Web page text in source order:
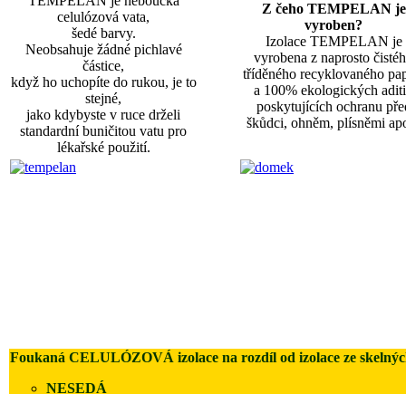
celulózová vata,
šedé barvy.
Neobsahuje žádné pichlavé
částice,
když ho uchopíte do rukou, je to
stejné,
jako kdybyste v ruce drželi
standardní buničitou vatu pro
lékařské použití.
Z čeho TEMPELAN je
vyroben?
Izolace TEMPELAN je
vyrobena z naprosto
tříděného recyklovaného
a 100% ekologických
poskytujících ochranu
škůdci, ohněm, plísněmi
Foukaná CELULÓZOVÁ izolace na rozdíl od izolace ze
NESEDÁ